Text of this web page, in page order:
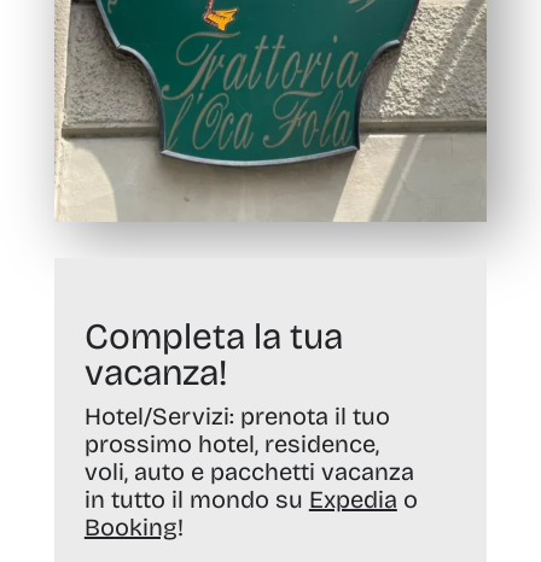
Completa la tua
vacanza!
Hotel/Servizi: prenota il tuo
prossimo hotel, residence,
voli, auto e pacchetti vacanza
in tutto il mondo su Expedia o
Booking!